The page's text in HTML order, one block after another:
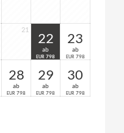
21
22
ab
EUR 798
23
ab
EUR 798
28
ab
EUR 798
29
ab
EUR 798
30
ab
EUR 798